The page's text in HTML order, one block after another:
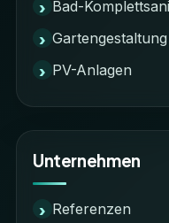
Bad-
Gartengestaltung
PV-Anlagen
Unternehmen
Referenzen